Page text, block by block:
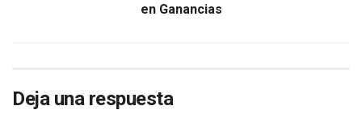
en Ganancias
Deja una respuesta